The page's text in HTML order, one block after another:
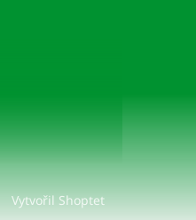
Vytvořil Shoptet